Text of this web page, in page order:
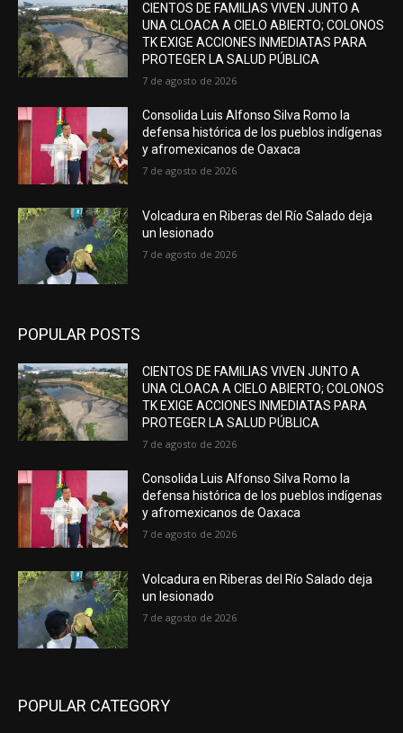
CIENTOS DE FAMILIAS VIVEN JUNTO A
UNA CLOACA A CIELO ABIERTO; COLONOS
TK EXIGE ACCIONES INMEDIATAS PARA
PROTEGER LA SALUD PÚBLICA
7 de agosto de 2026
Consolida Luis Alfonso Silva Romo la
defensa histórica de los pueblos indígenas
y afromexicanos de Oaxaca
7 de agosto de 2026
Volcadura en Riberas del Río Salado deja
un lesionado
7 de agosto de 2026
POPULAR POSTS
CIENTOS DE FAMILIAS VIVEN JUNTO A
UNA CLOACA A CIELO ABIERTO; COLONOS
TK EXIGE ACCIONES INMEDIATAS PARA
PROTEGER LA SALUD PÚBLICA
7 de agosto de 2026
Consolida Luis Alfonso Silva Romo la
defensa histórica de los pueblos indígenas
y afromexicanos de Oaxaca
7 de agosto de 2026
Volcadura en Riberas del Río Salado deja
un lesionado
7 de agosto de 2026
POPULAR CATEGORY